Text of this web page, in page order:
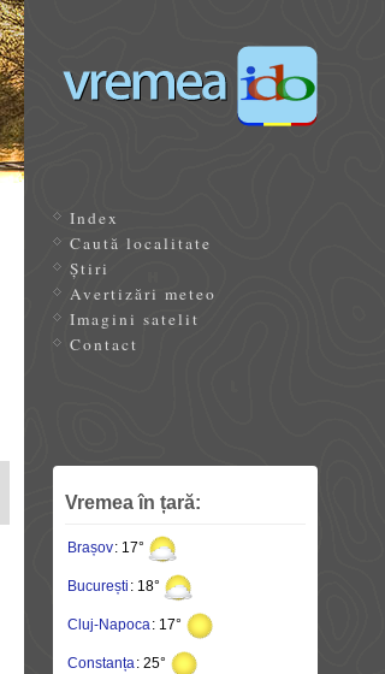
Index
Caută localitate
Știri
Avertizări meteo
Imagini satelit
Contact
Vremea în țară:
Brașov: 17°
București : 18°
Cluj-Napoca: 17°
Constanța: 25°